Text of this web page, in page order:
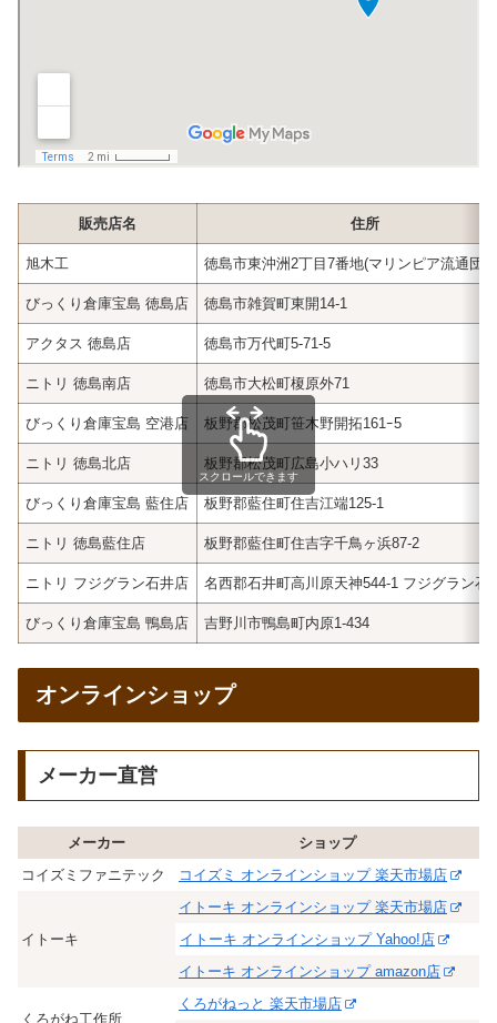
販売店名 住所
旭木工 徳島市東沖洲2丁目7番地(マリンピア流通団
びっくり倉庫宝島 徳島店 徳島市雑賀町東開14-1
アクタス 徳島店 徳島市万代町5-71-5
ニトリ 徳島南店 徳島市大松町榎原外71
びっくり倉庫宝島 空港店 板野郡松茂町笹木野開拓161ｰ5
ニトリ 徳島北店 板野郡松茂町広島小ハリ33
びっくり倉庫宝島 藍住店 板野郡藍住町住吉江端125-1
ニトリ 徳島藍住店 板野郡藍住町住吉字千鳥ヶ浜87-2
ニトリ フジグラン石井店 名西郡石井町高川原天神544-1 フジグラン石
びっくり倉庫宝島 鴨島店 吉野川市鴨島町内原1-434
スクロールできます
オンラインショップ
メーカー直営
メーカー
ショップ
コイズミファニテック
コイズミ オンラインショップ 楽天市場店
イトーキ
イトーキ オンラインショップ 楽天市場店
イトーキ オンラインショップ Yahoo!店
イトーキ オンラインショップ amazon店
くろがね工作所
くろがねっと 楽天市場店